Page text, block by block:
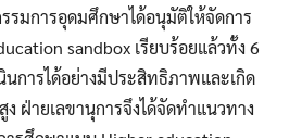
รมการอุดมศึกษาได้อนุมัติให้จัดการ
sandbox เรียบร้อยแล้วทั้ง 6
นการได้อย่างมีประสิทธิภาพและเกิด
ฝ่ายเลขานุการจึงได้จัดทำแนวทาง